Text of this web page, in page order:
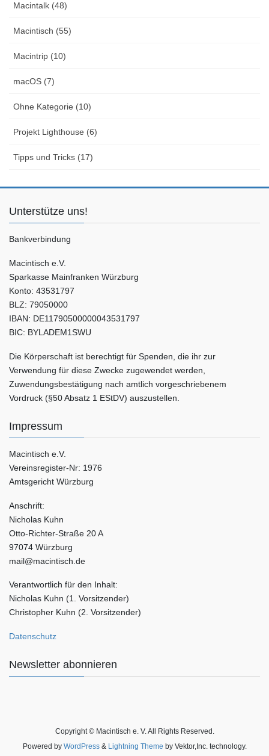
Macintalk (48)
Macintisch (55)
Macintrip (10)
macOS (7)
Ohne Kategorie (10)
Projekt Lighthouse (6)
Tipps und Tricks (17)
Unterstütze uns!
Bankverbindung
Macintisch e.V.
Sparkasse Mainfranken Würzburg
Konto: 43531797
BLZ: 79050000
IBAN: DE11790500000043531797
BIC: BYLADEM1SWU
Die Körperschaft ist berechtigt für Spenden, die ihr zur
Verwendung für diese Zwecke zugewendet werden,
Zuwendungsbestätigung nach amtlich vorgeschriebenem
Vordruck (§50 Absatz 1 EStDV) auszustellen.
Impressum
Macintisch e.V.
Vereinsregister-Nr: 1976
Amtsgericht Würzburg
Anschrift:
Nicholas Kuhn
Otto-Richter-Straße 20 A
97074 Würzburg
mail@macintisch.de
Verantwortlich für den Inhalt:
Nicholas Kuhn (1. Vorsitzender)
Christopher Kuhn (2. Vorsitzender)
Datenschutz
Newsletter abonnieren
Copyright © Macintisch e. V. All Rights Reserved.
Powered by WordPress& Lightning Theme by Vektor,Inc. technology.